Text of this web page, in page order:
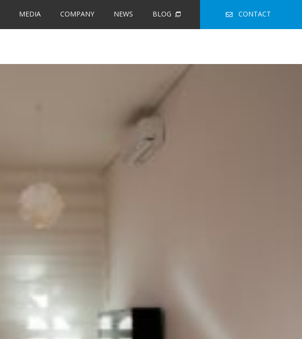
MEDIA COMPANY NEWS BLOG CONTACT